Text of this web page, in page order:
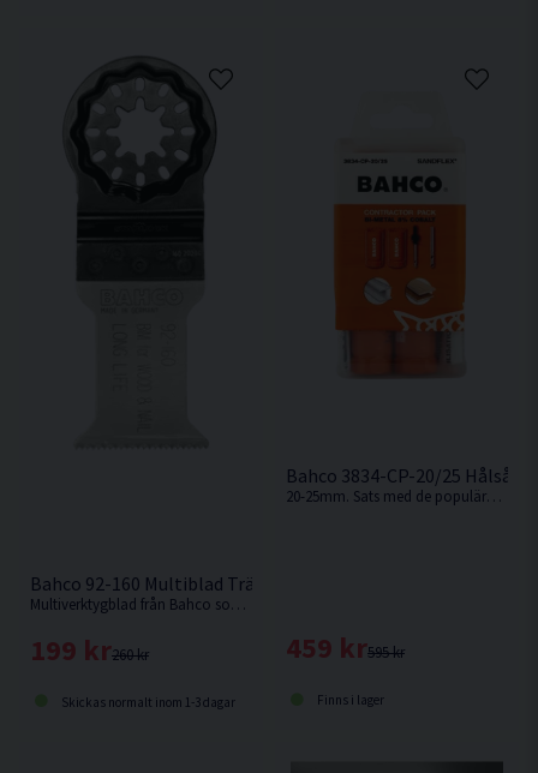
Bahco 92-160 Multiblad Trä med Spik 35x50mm 1-pack
Multiverktygblad från Bahco som lämpar sig bäst för användning i rent trä och trä med spik.
260 kr
199 kr
Skickas normalt inom 1-3 dagar
Bahco 3834-CP-20/25
20-25mm. Sats med de populäraste hålsågsstorlekarna inom elinstallation, i kompakt förpackning.
595 kr
459 kr
Finns i lager